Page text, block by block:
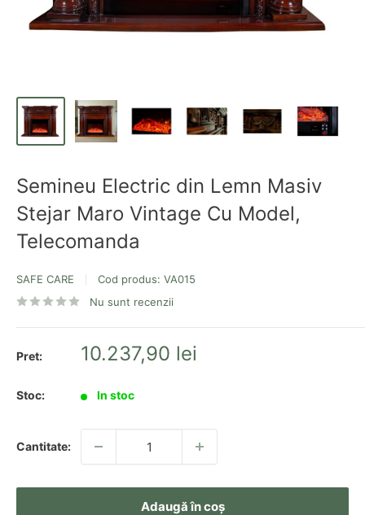
Semineu Electric din Lemn Masiv
Stejar Maro Vintage Cu Model,
Telecomanda
SAFE CARE Cod produs: VA015
Nu sunt recenzii
Pret:
Pret
10.237,90 lei
Stoc: In stoc
Cantitate:
Adaugă în coș